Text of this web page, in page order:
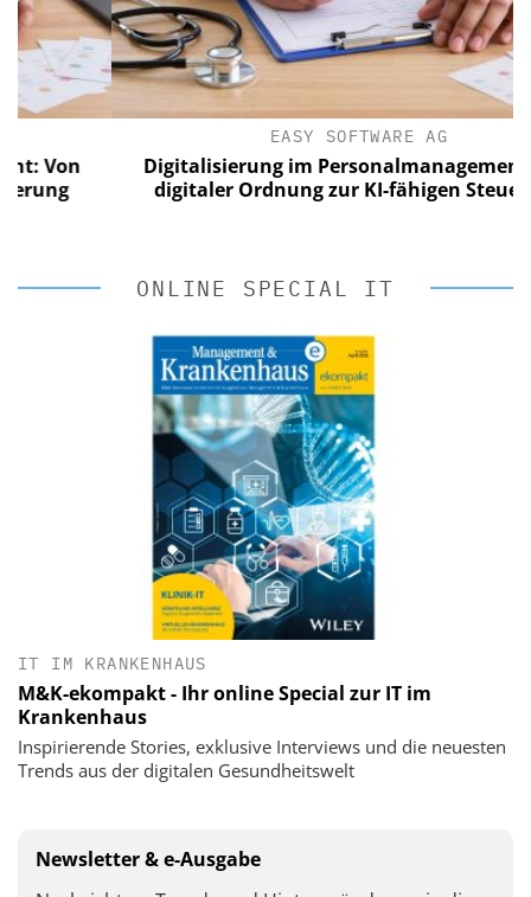
EASY SOFTWARE AG
Digitalisierung im Personalmanagement: Von
digitaler Ordnung zur KI-fähigen Steuerung
ONLINE SPECIAL IT
IT IM KRANKENHAUS
M&K-ekompakt - Ihr online Special zur IT im
Krankenhaus
Inspirierende Stories, exklusive Interviews und die neuesten
Trends aus der digitalen Gesundheitswelt
Newsletter & e-Ausgabe